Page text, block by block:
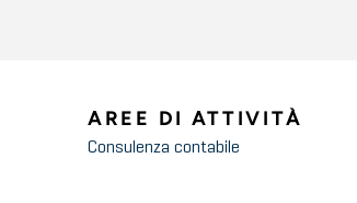
AREE DI ATTIVITÀ
Consulenza contabile